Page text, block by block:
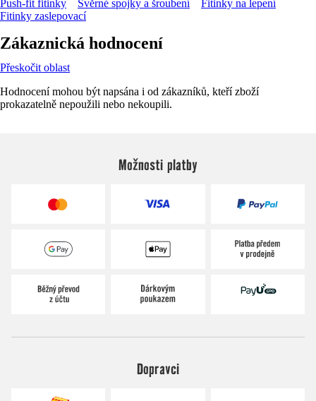
Push-fit fitinky
Svěrné spojky a šroubení
Fitinky na lepení
Fitinky zaslepovací
Zákaznická hodnocení
Přeskočit oblast
Hodnocení mohou být napsána i od zákazníků, kteří zboží
prokazatelně nepoužili nebo nekoupili.
Možnosti platby
Dopravci